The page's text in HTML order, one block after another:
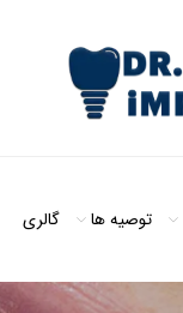
توصیه ها گالری